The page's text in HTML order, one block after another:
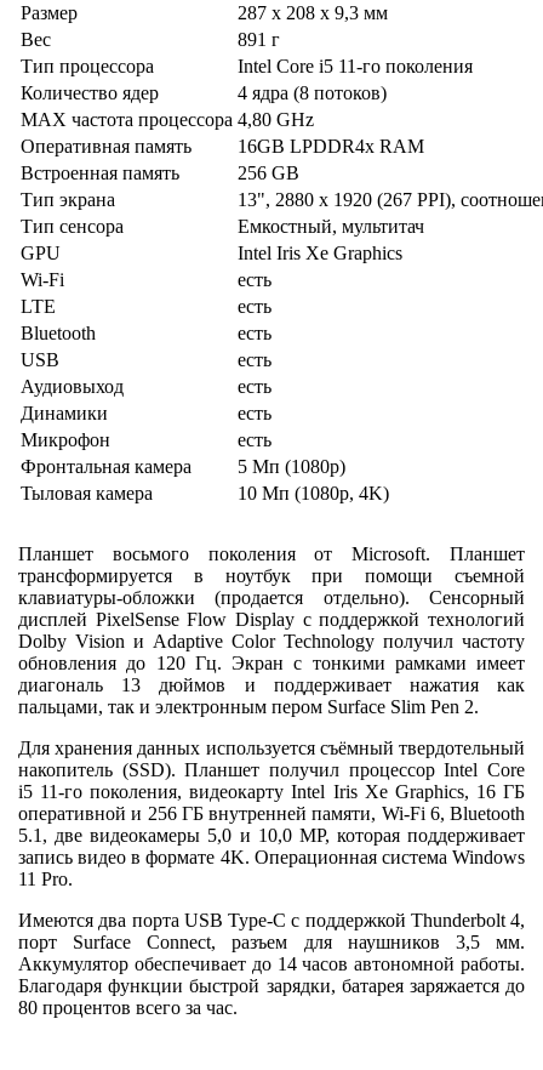
Размер
287 x 208 x 9,3 мм
Вес
891 г
Тип процессора
Intel Core i5 11-го поколения
Количество ядер
4 ядра (8 потоков)
MAX частота процессора 4,80 GHz
Оперативная память
16GB LPDDR4x RAM
Встроенная память
256 GB
Тип экрана
13", 2880 x 1920 (267 PPI),
Тип сенсора
Емкостный, мультитач
GPU
Intel Iris Xe Graphics
Wi-Fi
есть
LTE
есть
Bluetooth
есть
USB
есть
Аудиовыход
есть
Динамики
есть
Микрофон
есть
Фронтальная камера
5 Мп (1080p)
Тыловая камера
10 Мп (1080p, 4K)
Планшет восьмого поколения от Microsoft. Планшет
трансформируется в ноутбук при помощи съемной
клавиатуры-обложки (продается отдельно). Сенсорный
дисплей PixelSense Flow Display с поддержкой технологий
Dolby Vision и Adaptive Color Technology получил частоту
обновления до 120 Гц. Экран с тонкими рамками имеет
диагональ 13 дюймов и поддерживает нажатия как
пальцами, так и электронным пером Surface Slim Pen 2.
Для хранения данных используется съёмный твердотельный
накопитель (SSD). Планшет получил процессор Intel Core
i5 11-го поколения, видеокарту Intel Iris Xe Graphics, 16 ГБ
оперативной и 256 ГБ внутренней памяти, Wi-Fi 6, Bluetooth
5.1, две видеокамеры 5,0 и 10,0 MP, которая поддерживает
запись видео в формате 4K. Операционная система Windows
11 Pro.
Имеются два порта USB Type-C с поддержкой Thunderbolt 4,
порт Surface Connect, разъем для наушников 3,5 мм.
Аккумулятор обеспечивает до 14 часов автономной работы.
Благодаря функции быстрой зарядки, батарея заряжается до
80 процентов всего за час.